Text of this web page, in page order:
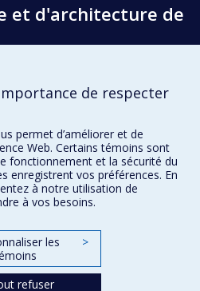
et d'architecture de
de respecter
permet d’améliorer et de
Web. Certains témoins sont
fonctionnement et la sécurité du
enregistrent vos préférences. En
à notre utilisation de
à vos besoins.
les
>
refuser